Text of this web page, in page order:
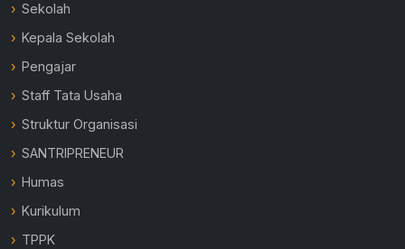
Sekolah
Kepala Sekolah
Pengajar
Staff Tata Usaha
Struktur Organisasi
SANTRIPRENEUR
Humas
Kurikulum
TPPK